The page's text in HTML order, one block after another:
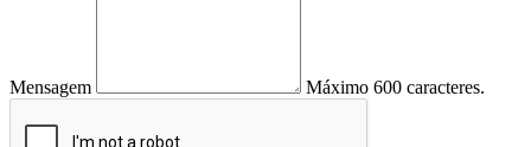
Mensagem Máximo 600 caracteres.